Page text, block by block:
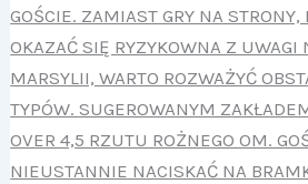
GOŚCIE. ZAMIAST GRY NA STRONY,
OKAZAĆ SIĘ RYZYKOWNA Z
MARSYLII, WARTO ROZWAŻYĆ
TYPÓW. SUGEROWANYM
OVER 4,5 RZUTU ROŻNEGO OM.
NIEUSTANNIE NACISKAĆ NA